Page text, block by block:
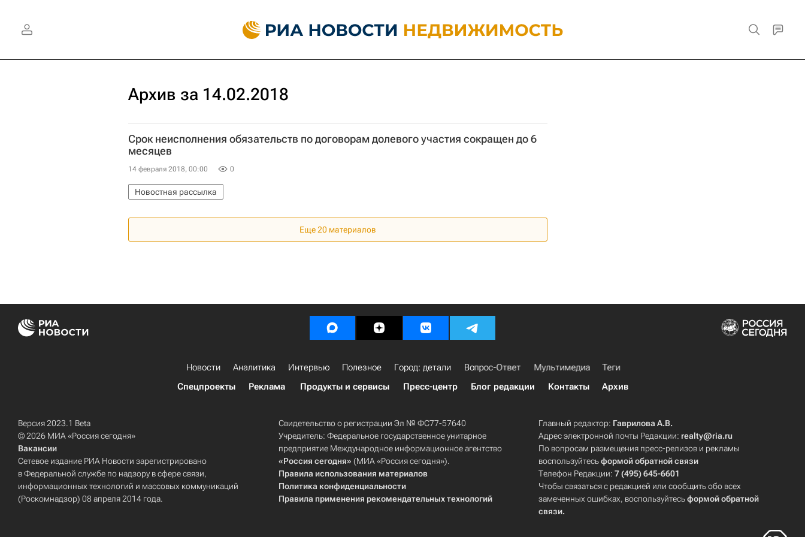
Архив за 14.02.2018
Срок неисполнения обязательств по договорам долевого участия сокращен до 6
месяцев
14 февраля 2018, 00:00 0
Новостная рассылка
Еще 20 материалов
Новости Аналитика Интервью Полезное Город: детали Вопрос-Ответ Мультимедиа
Теги
Спецпроекты
Реклама Продукты и сервисы Пресс-центр Блог редакции Контакты Архив
Версия 2023.1 Beta
© 2026 МИА «Россия сегодня»
Вакансии
Сетевое издание РИА Новости зарегистрировано
в Федеральной службе по надзору в сфере связи,
информационных технологий и массовых коммуникаций
(Роскомнадзор) 08 апреля 2014 года.
Свидетельство о регистрации Эл № ФС77-57640
Учредитель: Федеральное государственное унитарное
предприятие Международное информационное агентство
«Россия сегодня» (МИА «Россия сегодня»).
Правила использования материалов
Политика конфиденциальности
Правила применения рекомендательных технологий
Главный редактор: Гаврилова А.В.
Адрес электронной почты Редакции: realty@ria.ru
По вопросам размещения пресс-релизов и рекламы
воспользуйтесьформой обратной связи
Телефон Редакции:7 (495) 645-6601
Чтобы связаться с редакцией или сообщить обо всех
замеченных ошибках, воспользуйтесьформой обратной
связи.